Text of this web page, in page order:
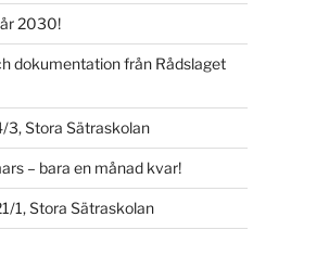
2030!
dokumentation från Rådslaget
3, Stora Sätraskolan
– bara en månad kvar!
1, Stora Sätraskolan